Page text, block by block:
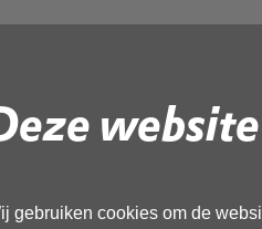
gebruiken cookies om de
de onderstaande link om het